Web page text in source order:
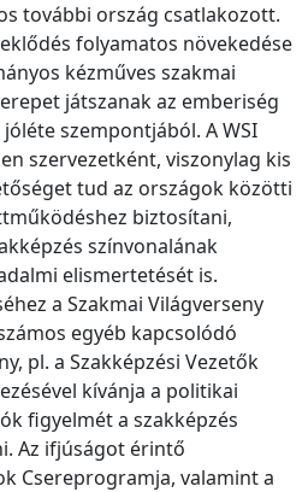
további ország csatlakozott.
folyamatos növekedése
kézműves szakmai
játszanak az emberiség
szempontjából. A WSI
szervezetként, viszonylag kis
tud az országok közötti
biztosítani,
színvonalának
elismertetését is.
a Szakmai Világverseny
egyéb kapcsolódó
pl. a Szakképzési Vezetők
kívánja a politikai
figyelmét a szakképzés
Az ifjúságot érintő
Csereprogramja, valamint a